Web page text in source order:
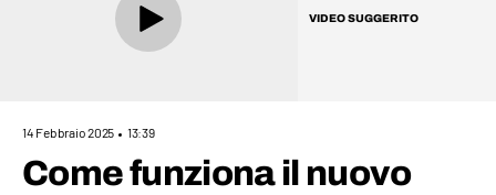
VIDEO SUGGERITO
14 Febbraio 2025 13:39
Come funziona il nuovo